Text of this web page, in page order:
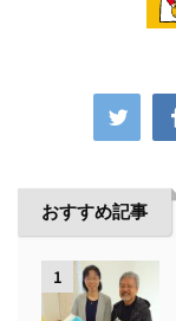
おすすめ記事
1